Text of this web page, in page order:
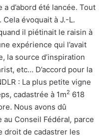
a d’abord été lancée. Tout
Cela évoquait à J.-L.
il piétinait le raisin à
expérience qui l’avait
la source d’inspiration
etc… D’accord pour la
: La plus petite vigne
cadastrée à 1m2 618
Nous avons dû
au Conseil Fédéral, parce
droit de cadastrer les